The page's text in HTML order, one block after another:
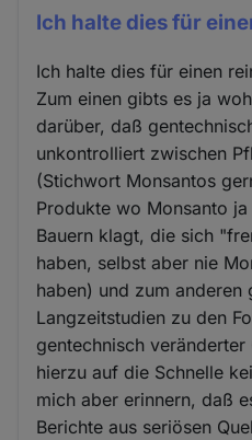
Ich halte dies für
Ich halte dies für einen
Zum einen gibts es ja
darüber, daß
unkontrolliert zwischen
(Stichwort Monsantos
Produkte wo Monsanto
Bauern klagt, die sich
haben, selbst aber nie
haben) und zum
Langzeitstudien zu den
gentechnisch
hierzu auf die Schnelle
mich aber erinnern, daß
Berichte aus seriösen